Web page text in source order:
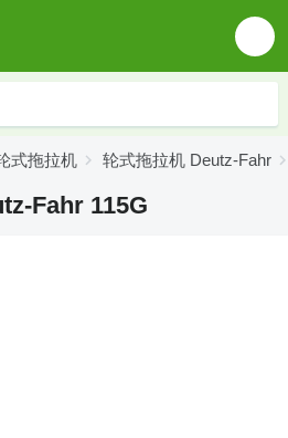
式拖拉机 轮式拖拉机 Deutz-Fahr
Fahr 115G